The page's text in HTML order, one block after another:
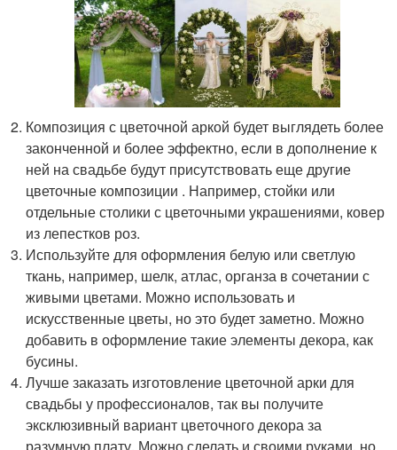
Композиция с цветочной аркой будет выглядеть более
законченной и более эффектно, если в дополнение к
ней на свадьбе будут присутствовать еще другие
цветочные композиции . Например, стойки или
отдельные столики с цветочными украшениями, ковер
из лепестков роз.
Используйте для оформления белую или светлую
ткань, например, шелк, атлас, органза в сочетании с
живыми цветами. Можно использовать и
искусственные цветы, но это будет заметно. Можно
добавить в оформление такие элементы декора, как
бусины.
Лучше заказать изготовление цветочной арки для
свадьбы у профессионалов, так вы получите
эксклюзивный вариант цветочного декора за